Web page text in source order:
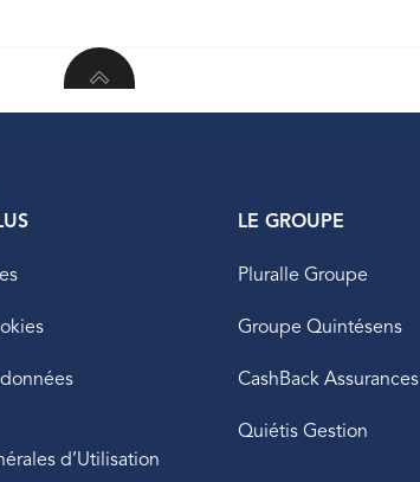
d’Utilisation
LE GROUPE
Pluralle Groupe
Groupe Quintésens
CashBack Assurances
Quiétis Gestion